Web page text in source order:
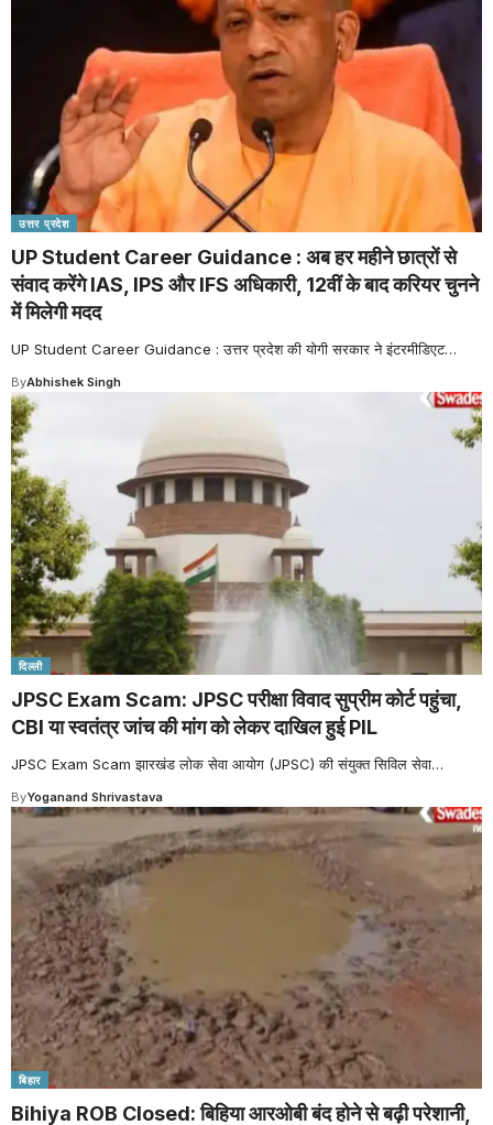
उत्तर प्रदेश
UP Student Career Guidance : अब हर महीने छात्रों से
संवाद करेंगे IAS, IPS और IFS अधिकारी, 12वीं के बाद करियर चुनने
में मिलेगी मदद
UP Student Career Guidance : उत्तर प्रदेश की योगी सरकार ने इंटरमीडिएट…
ByAbhishek Singh
दिल्ली
JPSC Exam Scam: JPSC परीक्षा विवाद सुप्रीम कोर्ट पहुंचा,
CBI या स्वतंत्र जांच की मांग को लेकर दाखिल हुई PIL
JPSC Exam Scam झारखंड लोक सेवा आयोग (JPSC) की संयुक्त सिविल सेवा…
ByYoganand Shrivastava
बिहार
Bihiya ROB Closed: बिहिया आरओबी बंद होने से बढ़ी परेशानी,